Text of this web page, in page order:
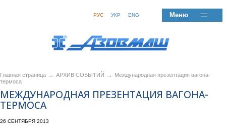
РУС УКР ENG Меню
Главная страница → АРХИВ СОБЫТИЙ →
Международная презентация вагона-
термоса
МЕЖДУНАРОДНАЯ ПРЕЗЕНТАЦИЯ ВАГОНА-
ТЕРМОСА
26 СЕНТЯБРЯ 2013